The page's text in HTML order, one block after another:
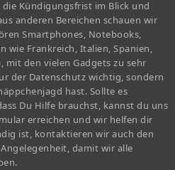
Kündigungsfrist im Blick und
anderen Bereichen schauen wir
Smartphones, Notebooks,
wie Frankreich, Italien, Spanien,
mit den vielen Gadgets zu sehr
der Datenschutz wichtig, sondern
hast. Sollte es
Du Hilfe brauchst, kannst du uns
erreichen und wir helfen dir
ist, kontaktieren wir auch den
damit wir alle